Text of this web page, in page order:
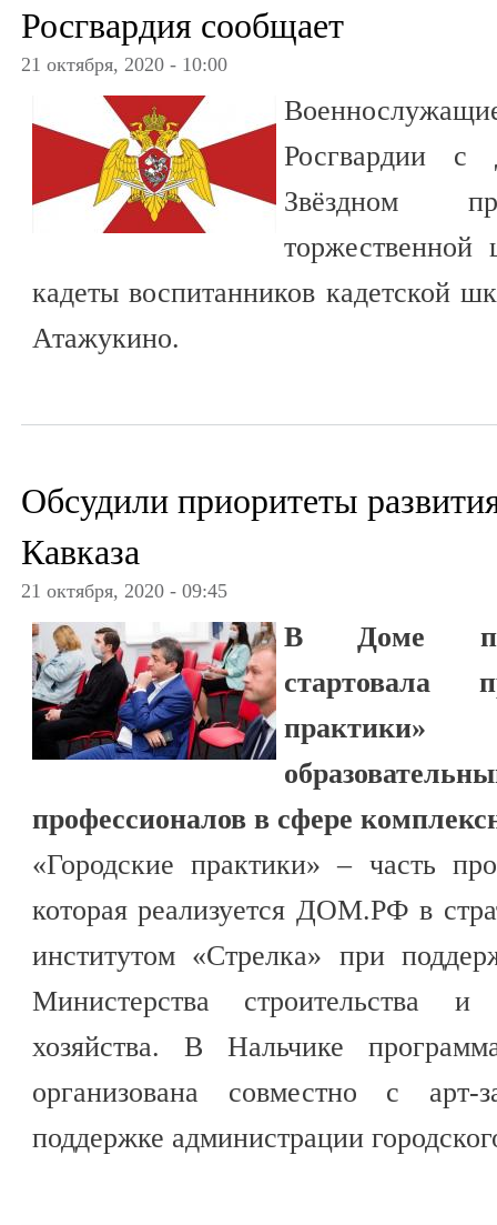
Росгвардия сообщает
21 октября, 2020 - 10:00
Росгвардии с
Звёздном
кадеты воспитанников кадетской
Атажукино.
Обсудили приоритеты
Кавказа
21 октября, 2020 - 09:45
В Доме
стартовала
профессионалов в сфере
«Городские практики» – часть
которая реализуется ДОМ.РФ в
институтом «Стрелка» при
Министерства строительства и
хозяйства. В Нальчике
организована совместно с
поддержке администрации